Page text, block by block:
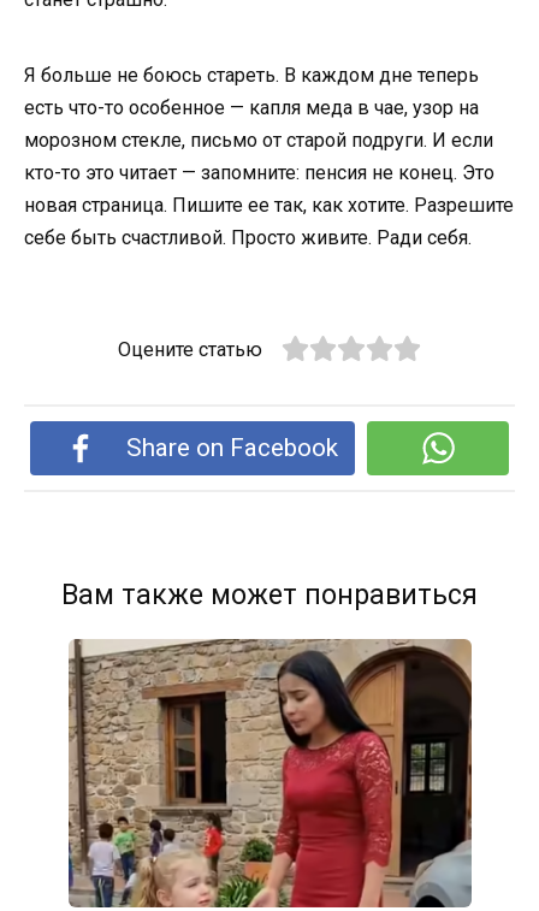
Я больше не боюсь стареть. В каждом дне теперь
есть что-то особенное — капля меда в чае, узор на
морозном стекле, письмо от старой подруги. И если
кто-то это читает — запомните: пенсия не конец. Это
новая страница. Пишите ее так, как хотите. Разрешите
себе быть счастливой. Просто живите. Ради себя.
Оцените статью
Share on Facebook
Вам также может понравиться